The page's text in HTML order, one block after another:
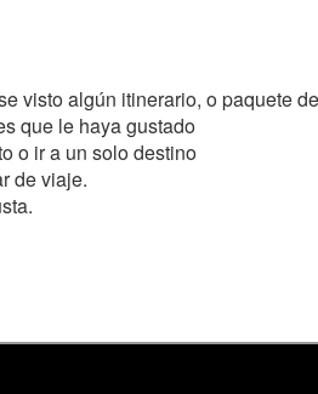
visto algún itinerario, o paquete
que le haya gustado
o ir a un solo destino
de viaje.